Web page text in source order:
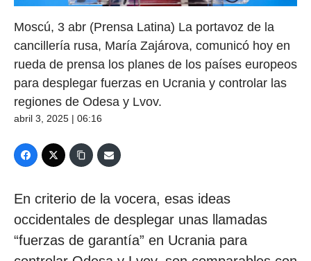
Moscú, 3 abr (Prensa Latina) La portavoz de la
cancillería rusa, María Zajárova, comunicó hoy en
rueda de prensa los planes de los países europeos
para desplegar fuerzas en Ucrania y controlar las
regiones de Odesa y Lvov.
abril 3, 2025 | 06:16
En criterio de la vocera, esas ideas
occidentales de desplegar unas llamadas
“fuerzas de garantía” en Ucrania para